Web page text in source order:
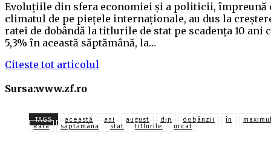
Evoluţiile din sfera economiei şi a politicii, împreună
climatul de pe pieţele internaţionale, au dus la
ratei de dobândă la titlurile de stat pe scadenţa 10 ani
5,3% în această săptămână, la…
Citeste tot articolul
Sursa:www.zf.ro
TAGS această ani august din dobânzii în
Rata
săptămâna stat titlurile urcat